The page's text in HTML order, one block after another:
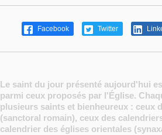
Facebook Twitter
Le saint du jour présenté aujourd'hui
parmi ceux proposés par l'Église.
plusieurs saints et bienheureux : ceux
(sanctoral romain), ceux des
calendrier des églises orientales